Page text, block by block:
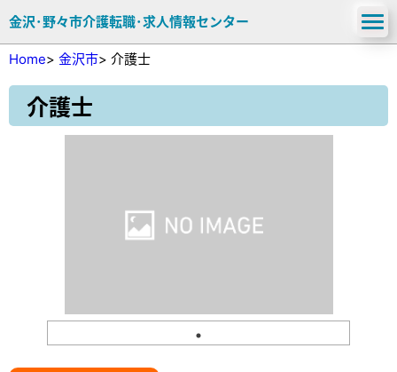
金沢･野々市介護転職･求人情報センター
Home> 金沢市> 介護士
介護士